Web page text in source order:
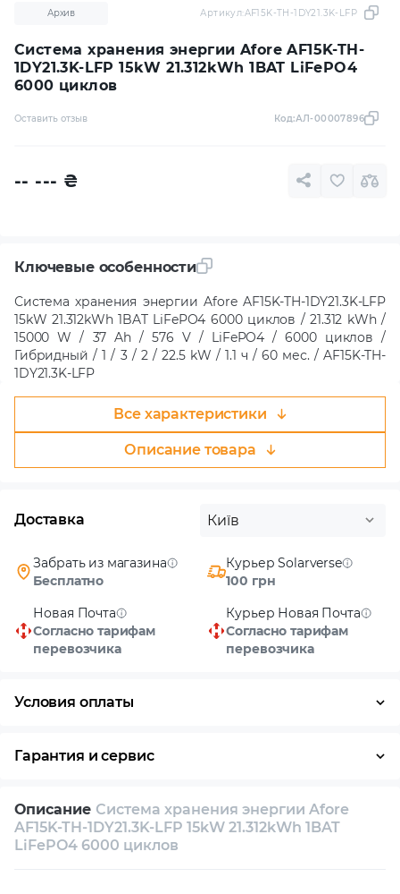
Система хранения энергии Afore AF15K-TH-
1DY21.3K-LFP 15kW 21.312kWh 1BAT LiFePO4
6000 циклов
Архив Артикул:AF15K-TH-1DY21.3K-LFP
Оставить отзыв Код:АЛ-00007896
-- --- ₴
Ключевые особенности
Система хранения энергии Afore AF15K-TH-1DY21.3K-LFP
15kW 21.312kWh 1BAT LiFePO4 6000 циклов / 21.312 kWh /
15000 W / 37 Ah / 576 V / LiFePO4 / 6000 циклов /
Гибридный / 1 / 3 / 2 / 22.5 kW / 1.1 ч / 60 мес. / AF15K-TH-
1DY21.3K-LFP
Все характеристики
Описание товара
Доставка Київ
Забрать из магазина
Бесплатно
Курьер Solarverse
100 грн
Новая Почта
Согласно тарифам
перевозчика
Курьер Новая Почта
Согласно тарифам
перевозчика
Условия оплаты
Гарантия и сервис
Собственный сервисный центр
Техническая поддержка
Описание Система хранения энергии Afore
AF15K-TH-1DY21.3K-LFP 15kW 21.312kWh 1BAT
LiFePO4 6000 циклов